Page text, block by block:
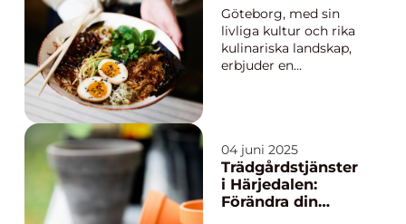
Göteborg
Göteborg, med sin
livliga kultur och rika
kulinariska landskap,
erbjuder en
förkärlek för asiatisk
mat finns det ett brett
utbud av
valmöjligheter...
04 juni 2025
Trädgårdstjänster
i Härjedalen:
Förändra din